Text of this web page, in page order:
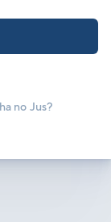
no Jus?